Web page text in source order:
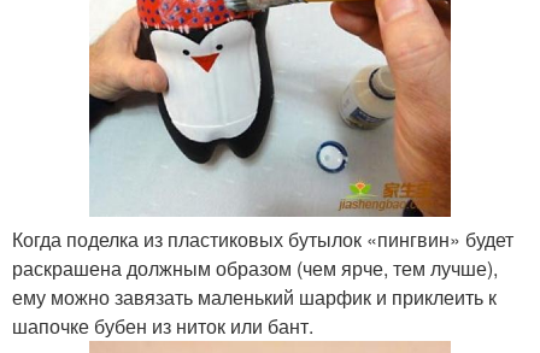
Когда поделка из пластиковых бутылок «пингвин» будет
раскрашена должным образом (чем ярче, тем лучше),
ему можно завязать маленький шарфик и приклеить к
шапочке бубен из ниток или бант.